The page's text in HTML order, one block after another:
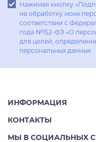
Нажимая кнопку
на обработку моих
соответствии с
года №152-ФЗ «О
для целей,
персональных данных
Аксессуары
Гостиные
ИНФОРМАЦИЯ
Акции
КОНТАКТЫ
Телефон: 8 (800)
МЫ В СОЦИАЛЬНЫХ